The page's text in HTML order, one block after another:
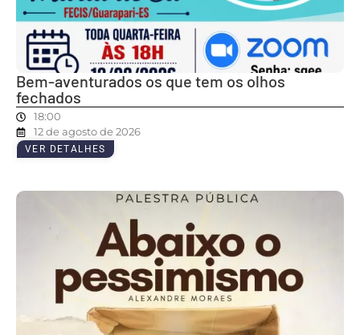
Bem-aventurados os que tem os olhos
fechados
18:00
12 de agosto de 2026
VER DETALHES